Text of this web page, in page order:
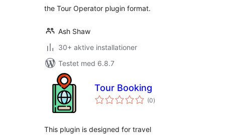
the Tour Operator plugin format.
Ash Shaw
30+ aktive installationer
Testet med 6.8.7
Tour Booking
(0totale
bedømmelser
)
This plugin is designed for travel